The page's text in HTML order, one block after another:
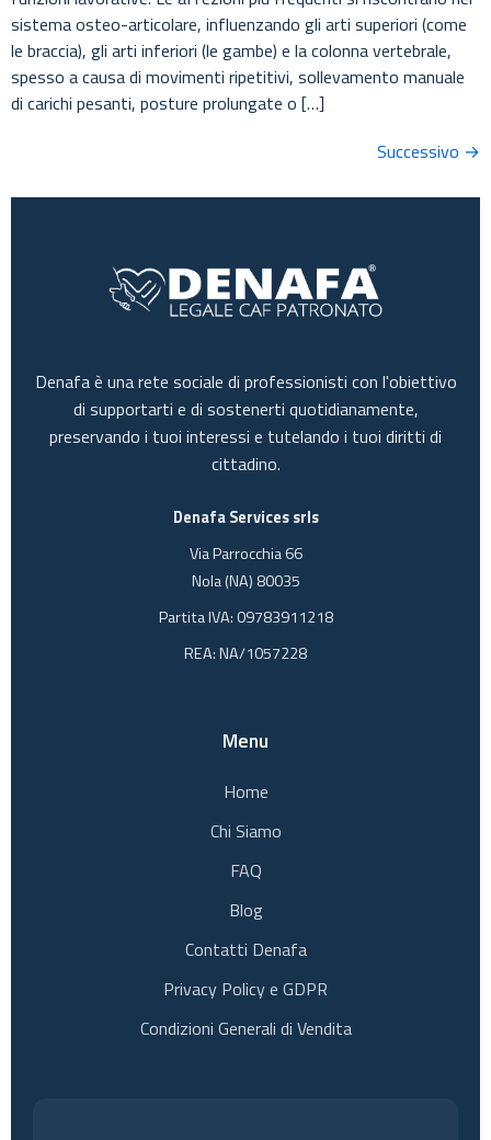
sistema osteo-articolare, influenzando gli arti superiori (come
le braccia), gli arti inferiori (le gambe) e la colonna vertebrale,
spesso a causa di movimenti ripetitivi, sollevamento manuale
di carichi pesanti, posture prolungate o […]
Successivo →
Denafa è una rete sociale di professionisti con l'obiettivo
di supportarti e di sostenerti quotidianamente,
preservando i tuoi interessi e tutelando i tuoi diritti di
cittadino.
Denafa Services srls
Via Parrocchia 66
Nola (NA) 80035
Partita IVA: 09783911218
REA: NA/1057228
Menu
Home
Chi Siamo
FAQ
Blog
Contatti Denafa
Privacy Policy e GDPR
Condizioni Generali di Vendita